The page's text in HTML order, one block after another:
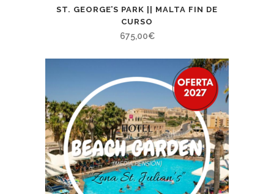
ST. GEORGE’S PARK || MALTA FIN DE
CURSO
675,00€